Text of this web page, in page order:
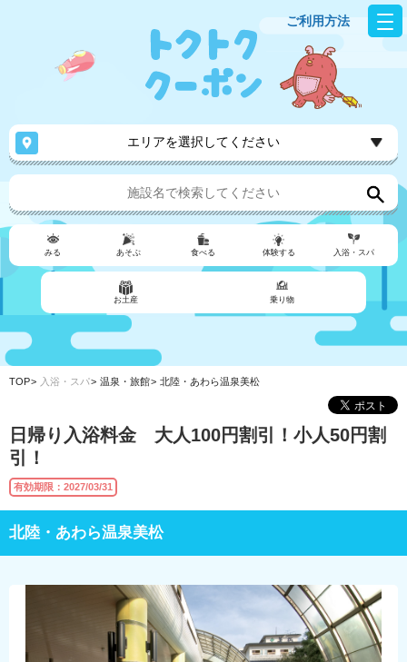
ご利用方法
エリアを選択してください
みる あそぶ 食べる 体験する 入浴・スパ
お土産 乗り物
TOP 入浴・スパ 温泉・旅館 北陸・あわら温泉美松
日帰り入浴料金 大人100円割引！小人50円割
引！
有効期限：2027/03/31
北陸・あわら温泉美松